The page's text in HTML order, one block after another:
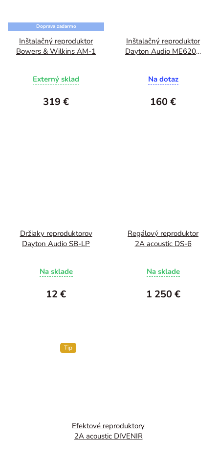
Doprava zadarmo
Inštalačný reproduktor
Bowers & Wilkins AM-1
Externý sklad
319 €
Inštalačný reproduktor
Dayton Audio ME620C
Na dotaz
160 €
Držiaky reproduktorov
Dayton Audio SB-LP
Na sklade
12 €
Regálový reproduktor
2A acoustic DS-6
Na sklade
1 250 €
Tip
Efektové reproduktory
2A acoustic DIVENIR